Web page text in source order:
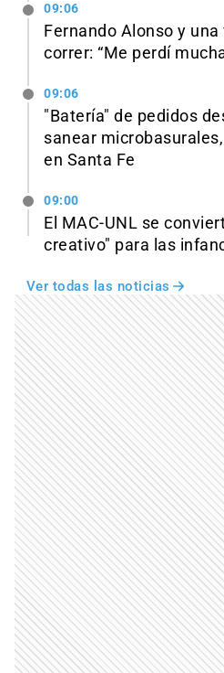
09:06
Fernando Alonso y
correr: “Me perdí
09:06
"Batería" de pedidos
sanear
en Santa Fe
09:00
El MAC-UNL se
creativo" para las
Ver todas las noticias